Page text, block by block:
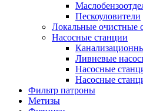
Пескоуловители
Локальные
Насосные станции
Ливневые
Насосные
Насосные
Фильтр патроны
Метизы